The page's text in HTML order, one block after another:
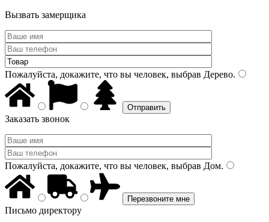
Вызвать замерщика
Пожалуйста, докажите, что вы человек, выбрав Дерево.
Заказать звонок
Пожалуйста, докажите, что вы человек, выбрав Дом.
Письмо директору